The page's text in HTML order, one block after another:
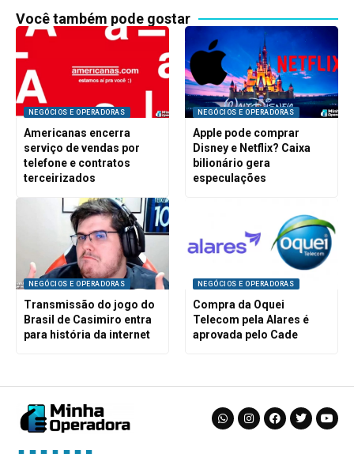
Você também pode gostar
NEGÓCIOS E OPERADORAS
Americanas encerra
serviço de vendas por
telefone e contratos
terceirizados
NEGÓCIOS E OPERADORAS
Apple pode comprar
Disney e Netflix? Caixa
bilionário gera
especulações
NEGÓCIOS E OPERADORAS
Transmissão do jogo do
Brasil de Casimiro entra
para história da internet
NEGÓCIOS E OPERADORAS
Compra da Oquei
Telecom pela Alares é
aprovada pelo Cade